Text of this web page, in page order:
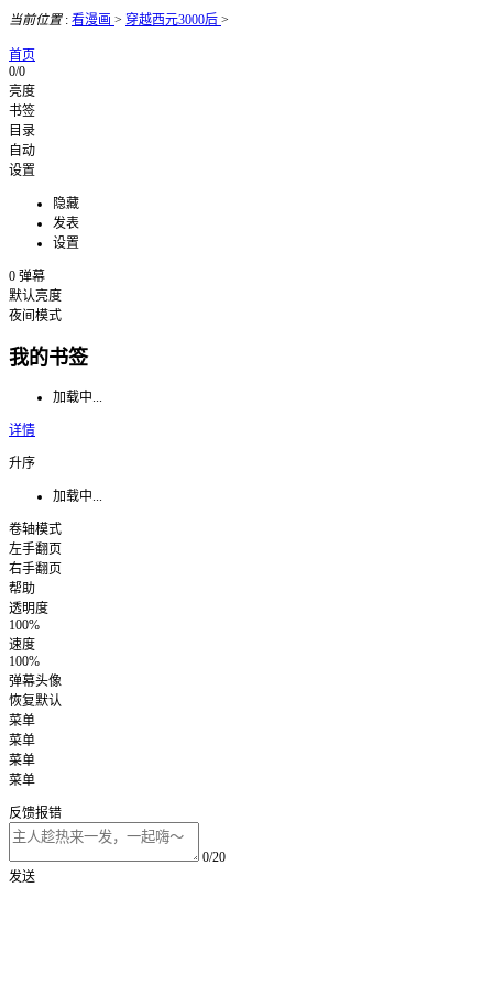
当前位置: 看漫画 > 穿越西元3000后 >
首页
0/0
亮度
书签
目录
自动
设置
隐藏
发表
设置
0 弹幕
默认亮度
夜间模式
我的书签
加载中...
详情
升序
加载中...
卷轴模式
左手翻页
右手翻页
帮助
透明度
100%
速度
100%
弹幕头像
恢复默认
菜单
菜单
菜单
菜单
反馈报错
0/20
发送